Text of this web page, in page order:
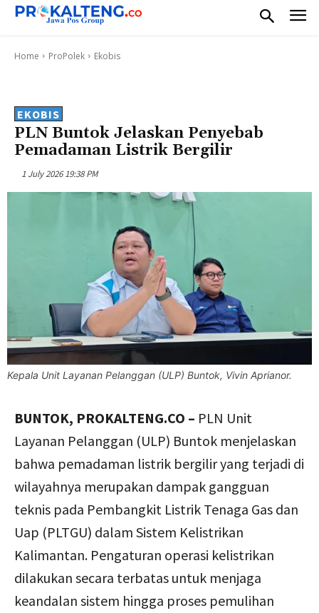
Home ProPolek Ekobis
EKOBIS
PLN Buntok Jelaskan Penyebab
Pemadaman Listrik Bergilir
1 July 2026 19:38 PM
Kepala Unit Layanan Pelanggan (ULP) Buntok, Vivin Aprianor.
BUNTOK, PROKALTENG.CO – PLN Unit
Layanan Pelanggan (ULP) Buntok menjelaskan
bahwa pemadaman listrik bergilir yang terjadi di
wilayahnya merupakan dampak gangguan
teknis pada Pembangkit Listrik Tenaga Gas dan
Uap (PLTGU) dalam Sistem Kelistrikan
Kalimantan. Pengaturan operasi kelistrikan
dilakukan secara terbatas untuk menjaga
keandalan sistem hingga proses pemulihan